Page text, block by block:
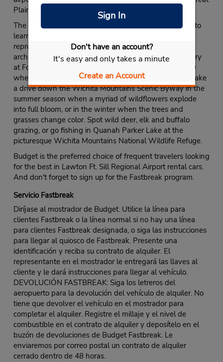
Sign In
Don't have an account?
It's easy and only takes a minute
Create an Account
Plains.
The Museum of the Great Plains is an incredible place to
learn about the history of the region. It features a
reproduction of a trading post along with ethnic and
archeological pieces. Explore Oklahoma’s military history
at Fort Sill, a United States Army post founded in 1869
where legendary Apache Chief, Geronimo, is buried. Take
a drive down the Wichita Mountains Scenic Byway in the
summer season when a myriad of wildflowers explode
into full bloom, or in the winter when the trees and
grasses change color. Spot wild deer, elk and buffalo
grazing, or go fishing in Quanah Parker Lake at the
picturesque Wichita Mountains National Wildlife Refuge.
Budget is the preferred choice of frequent travelers looking
for the best in Lawton Ft. Sill Regional Airport rental cars.
And don't forget to sign up for the Fastbreak program.
Servicio Fastbreak
Diríjase al mostrador de Budget. Utilice la línea para
clientes Fastbreak o la línea normal si no hay una línea
para clientes Fastbreak designada, o siga las instrucciones
para llegar al quiosco de Fastbreak. Presente una
identificación y reciba su contrato de alquiler. El
representante en el mostrador le entregará las llaves al
cliente y le dará instrucciones para llegar al vehículo.
DEVOLUCIÓN FASTBREAK: Siga los letreros del
aeropuerto para la devolución del vehículo de alquiler. No
tiene que devolver el vehículo en el mostrador para
completar el alquiler. Registre el millaje y el nivel de
combustible en el contrato de alquiler y deposítelo en el
buzón de devoluciones de Budget Fastbreak. Le
enviaremos por correo postal un contrato de alquiler
cerrado dentro de 48 horas.